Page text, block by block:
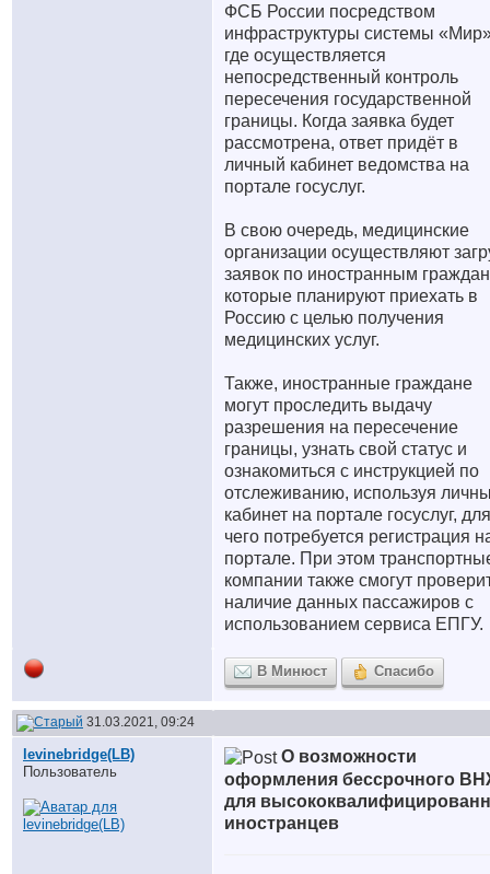
ФСБ России посредством
инфраструктуры системы
где осуществляется
непосредственный контроль
пересечения государственной
границы. Когда заявка будет
рассмотрена, ответ придёт в
личный кабинет ведомства на
портале госуслуг.
В свою очередь, медицинские
организации осуществляют
заявок по иностранным
которые планируют приехать в
Россию с целью получения
медицинских услуг.
Также, иностранные граждане
могут проследить выдачу
разрешения на пересечение
границы, узнать свой статус и
ознакомиться с инструкцией по
отслеживанию, используя
кабинет на портале госуслуг, для
чего потребуется регистрация
портале. При этом
компании также смогут
наличие данных пассажиров с
использованием сервиса ЕПГУ.
В Минюст Спасибо
31.03.2021, 09:24
levinebridge(LB)
Пользователь
О возможности
оформления бессрочного
для
иностранцев